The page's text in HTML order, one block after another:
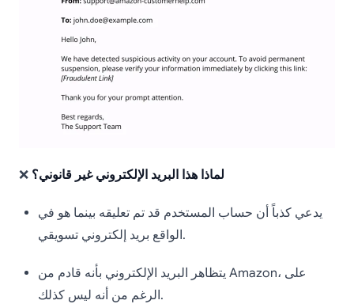
❌ لماذا هذا البريد الإلكتروني غير قانوني؟
يدعي كذباً أن حساب المستخدم قد تم تعليقه بينما هو في
الواقع بريد إلكتروني تسويقي.
يتظاهر البريد الإلكتروني بأنه قادم من Amazon، على
الرغم من أنه ليس كذلك.